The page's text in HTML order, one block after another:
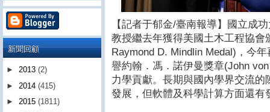
【記者于郁金/臺南報導】國立成
教授繼去年獲得美國土木工程協會
Raymond D. Mindlin Medal)，今
譽約翰．馮．諾伊曼獎章(John
力學貢獻。長期與國內學界交流
發展，但軟體及科學計算方面還有
新聞回顧
► 2013 (2)
► 2014 (415)
► 2015 (1811)